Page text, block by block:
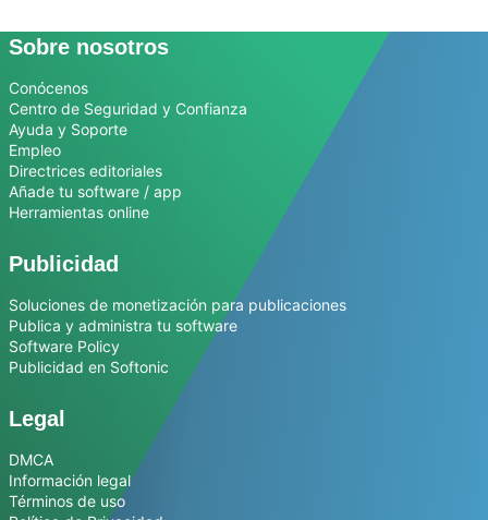
Sobre nosotros
Conócenos
Centro de Seguridad y Confianza
Ayuda y Soporte
Empleo
Directrices editoriales
Añade tu software / app
Herramientas online
Publicidad
Soluciones de monetización para publicaciones
Publica y administra tu software
Software Policy
Publicidad en Softonic
Legal
DMCA
Información legal
Términos de uso